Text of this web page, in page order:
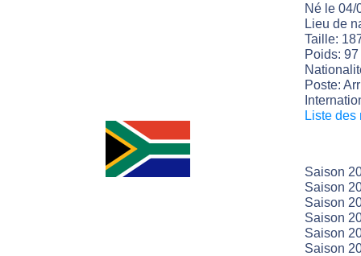
Né le 04/
Lieu de
Taille:
Poids:
Poste:
Liste des
Saison
Saison
Saison
Saison
Saison
Saison